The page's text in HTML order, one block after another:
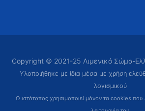
Copyright © 2021-25 Λιμενικό Σώμα-
Υλοποιήθηκε με ίδια μέσα με χρήση
λογισμικού
Ο ιστότοπος χρησιμοποιεί μόνον τα cookies που